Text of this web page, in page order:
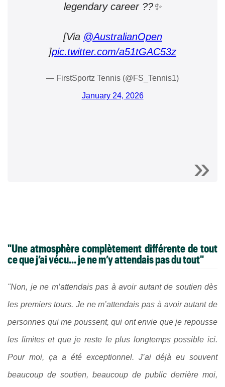
legendary career ??✨
[Via @AustralianOpen
]pic.twitter.com/a51tGAC53z
— FirstSportz Tennis (@FS_Tennis1)
January 24, 2026
"Une atmosphère complètement différente de tout
ce que j’ai vécu... je ne m’y attendais pas du tout"
"Non, je ne m’attendais pas à avoir autant de soutien dès
les premiers tours. Je ne m’attendais pas à avoir autant de
personnes qui me poussent, qui ont envie que je repousse
les limites et que je reste le plus longtemps possible ici.
Pour moi, ça a été exceptionnel. J’ai déjà eu souvent
beaucoup de soutien, beaucoup de public derrière moi,